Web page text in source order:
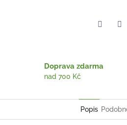
Doprava zdarma
nad 700 Kč
Popis